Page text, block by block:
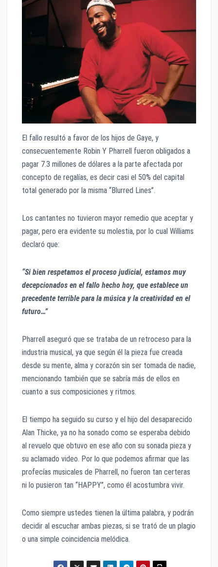
El fallo resultó a favor de los hijos de Gaye, y
consecuentemente Robin Y Pharrell fueron obligados a
pagar 7.3 millones de dólares a la parte afectada por
concepto de regalías, es decir casi el 50% del capital
total generado por la misma “Blurred Lines”.
Los cantantes no tuvieron mayor remedio que aceptar y
pagar, pero era evidente su molestia, por lo cual Williams
declaró que:
“Si bien respetamos el proceso judicial, estamos muy
decepcionados en el fallo hecho hoy, que establece un
precedente terrible para la música y la creatividad en el
futuro…”
Pharrell aseguró que se trataba de un retroceso para la
industria musical, ya que según él la pieza fue creada
desde su mente, alma y corazón sin ser tomada de nadie,
mencionando también que se sabría más de ellos en
cuanto a sus composiciones y ritmos.
El tiempo ha seguido su curso y el hijo del desaparecido
Alan Thicke, ya no ha sonado como se esperaba debido
al revuelo que obtuvo en ese año con su sonada pieza y
su aclamado video. Por lo que podemos afirmar que las
profecías musicales de Pharrell, no fueron tan certeras
ni lo pusieron tan “HAPPY”, como él acostumbra vivir.
Como siempre ustedes tienen la última palabra, y podrán
decidir al escuchar ambas piezas, si se trató de un plagio
o una simple coincidencia melódica.